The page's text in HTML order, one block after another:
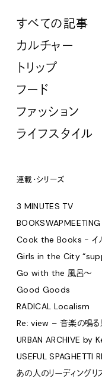
すべての記事
カルチャー
トリップ
フード
ファッション
ライフスタイル
連載・シリーズ
3 MINUTES TV
BOOKSWAPMEETING
Cook the Books - イ
Girls in the City
Go with the 風呂〜
Good Goods
RADICAL Localism
Re: view – 音楽の鳴
URBAN ARCHIVE by
USEFUL SPAGHETTI
あの人のリーディングリ